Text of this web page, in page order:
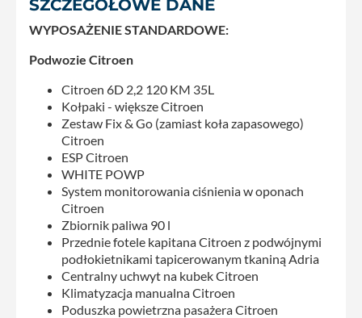
SZCZEGÓŁOWE DANE
WYPOSAŻENIE STANDARDOWE:
Podwozie Citroen
Citroen 6D 2,2 120 KM 35L
Kołpaki - większe Citroen
Zestaw Fix & Go (zamiast koła zapasowego)
Citroen
ESP Citroen
WHITE POWP
System monitorowania ciśnienia w oponach
Citroen
Zbiornik paliwa 90 l
Przednie fotele kapitana Citroen z podwójnymi
podłokietnikami tapicerowanym tkaniną Adria
Centralny uchwyt na kubek Citroen
Klimatyzacja manualna Citroen
Poduszka powietrzna pasażera Citroen